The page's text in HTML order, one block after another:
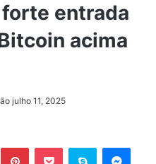
entrada
acima
julho 11, 2025
PinterestPocket Skype